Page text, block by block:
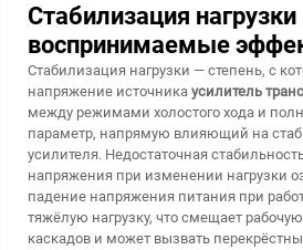
Стабилизация нагрузки
воспринимаемые
Стабилизация нагрузки — степень, с
напряжение источника усилитель
между режимами холостого хода и
параметр, напрямую влияющий на
усилителя. Недостаточная
напряжения при изменении нагрузки
падение напряжения питания при
тяжёлую нагрузку, что смещает
каскадов и может вызвать